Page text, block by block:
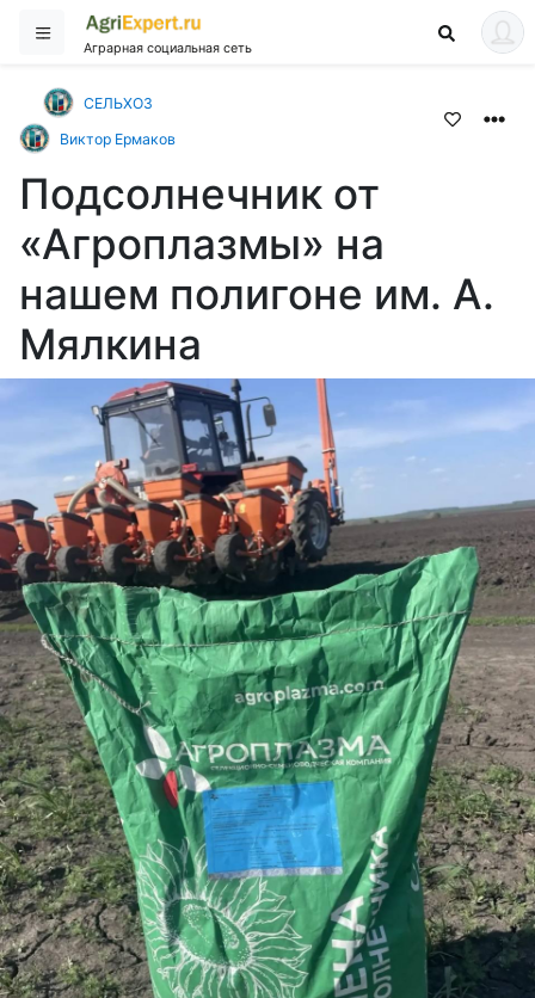
Аграрная социальная сеть
СЕЛЬХОЗ
Виктор Ермаков
Подсолнечник от
«Агроплазмы» на
нашем полигоне им. А.
Мялкина